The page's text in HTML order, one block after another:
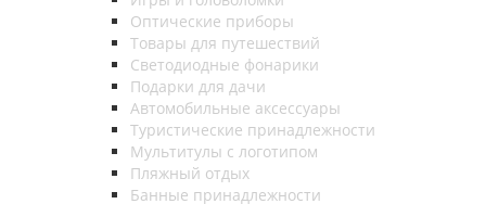
Оптические приборы
Товары для путешествий
Светодиодные фонарики
Подарки для дачи
Автомобильные аксессуары
Туристические принадлежности
Мультитулы с логотипом
Пляжный отдых
Банные принадлежности